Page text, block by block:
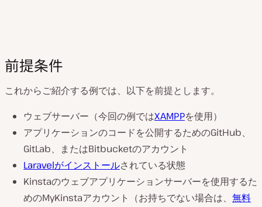
前提条件
これからご紹介する例では、以下を前提とします。
ウェブサーバー（今回の例ではXAMPPを使用）
アプリケーションのコードを公開するためのGitHub、
GitLab、またはBitbucketのアカウント
Laravelがインストールされている状態
Kinstaのウェブアプリケーションサーバーを使用するた
めのMyKinstaアカウント（お持ちでない場合は、 無料